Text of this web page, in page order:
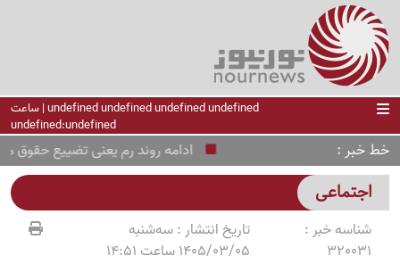
undefined undefined undefined undefined | ساعت
undefined:undefined
خط خبر ادامه روند رم یعنی تضییع حقوق ملی
اجتماعی
شناسه خبر :
320031
تاریخ انتشار :سه‌شنبه
1405/03/05 ساعت 14:51